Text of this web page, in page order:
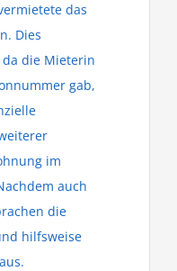
das
Dies
die Mieterin
gab,
im
auch
die
hilfsweise